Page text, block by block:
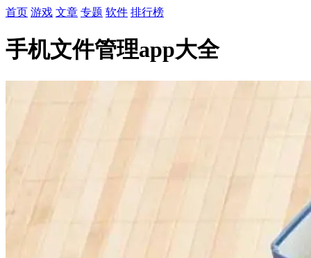
首页 游戏 文章 专题 软件 排行榜
手机文件管理app大全